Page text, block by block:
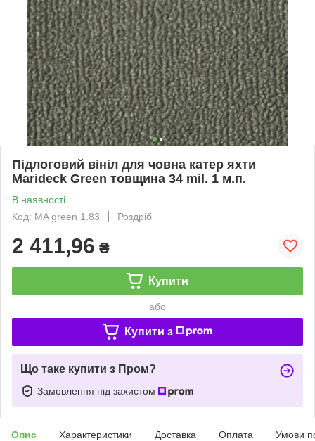
Підлоговий вініл для човна катер яхти
Marideck Green товщина 34 mil. 1 м.п.
В наявності
Код: MA green 1.83
Роздріб
2 411,96 ₴
Купити
або
Купити з
Що таке купити з Пром?
Замовлення під захистом
Опис Характеристики Доставка Оплата Умови